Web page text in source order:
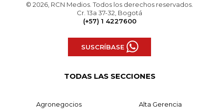
© 2026, RCN Medios. Todos los derechos reservados.
Cr. 13a 37-32, Bogotá
(+57) 1 4227600
SUSCRÍBASE
TODAS LAS SECCIONES
Agronegocios Alta Gerencia